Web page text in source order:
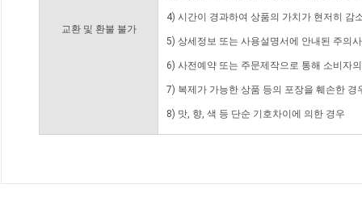
교환 및 환불 불가
4) 시간이 경과하여 상품의 가치가 현저히 감
5) 상세정보 또는 사용설명서에 안내된 주의
6) 사전예약 또는 주문제작으로 통해 소비자
7) 복제가 가능한 상품 등의 포장을 훼손한 경
8) 맛, 향, 색 등 단순 기호차이에 의한 경우